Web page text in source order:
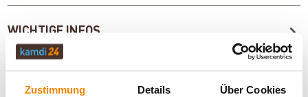
Zustimmung Details Über Cookies
WICHTIGE INFOS
Artikeldatenblatt drucken Frage zum Artikel